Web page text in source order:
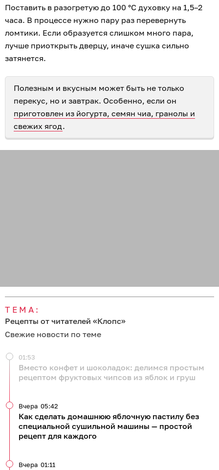
Поставить в разогретую до 100 °С духовку на 1,5–2
часа. В процессе нужно пару раз перевернуть
ломтики. Если образуется слишком много пара,
лучше приоткрыть дверцу, иначе сушка сильно
затянется.
Полезным и вкусным может быть не только
перекус, но и завтрак. Особенно, если он
приготовлен из йогурта, семян чиа, гранолы и
свежих ягод.
ТЕМА:
Рецепты от читателей «Клопс»
Свежие новости по теме
Вместо конфет и шоколадок: делимся простым
рецептом фруктовых чипсов из яблок и груш
01:53
Как сделать домашнюю яблочную пастилу без
специальной сушильной машины — простой
рецепт для каждого
Вчера 05:42
Вчера 01:11